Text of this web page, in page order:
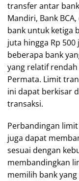
transfer antar
Mandiri, Bank
bank untuk ketiga
juta hingga Rp
beberapa bank
yang relatif
Permata. Limit
ini dapat berkisar
transaksi.
Perbandingan
juga dapat
sesuai dengan
membandingkan
memilih bank